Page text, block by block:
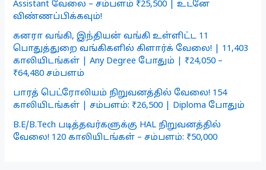
Assistant வேலை – சம்பளம் ₹25,500 | உடனே
விண்ணப்பிக்கவும்!
கனரா வங்கி, இந்தியன் வங்கி உள்ளிட்ட 11
பொதுத்துறை வங்கிகளில் கிளார்க் வேலை! | 11,403
காலியிடங்கள் | Any Degree போதும் | ₹24,050 –
₹64,480 சம்பளம்
பாரத் பெட்ரோலியம் நிறுவனத்தில் வேலை! 154
காலியிடங்கள் | சம்பளம்: ₹26,500 | Diploma போதும்
B.E/B.Tech படித்தவர்களுக்கு HAL நிறுவனத்தில்
வேலை! 120 காலியிடங்கள் – சம்பளம்: ₹50,000